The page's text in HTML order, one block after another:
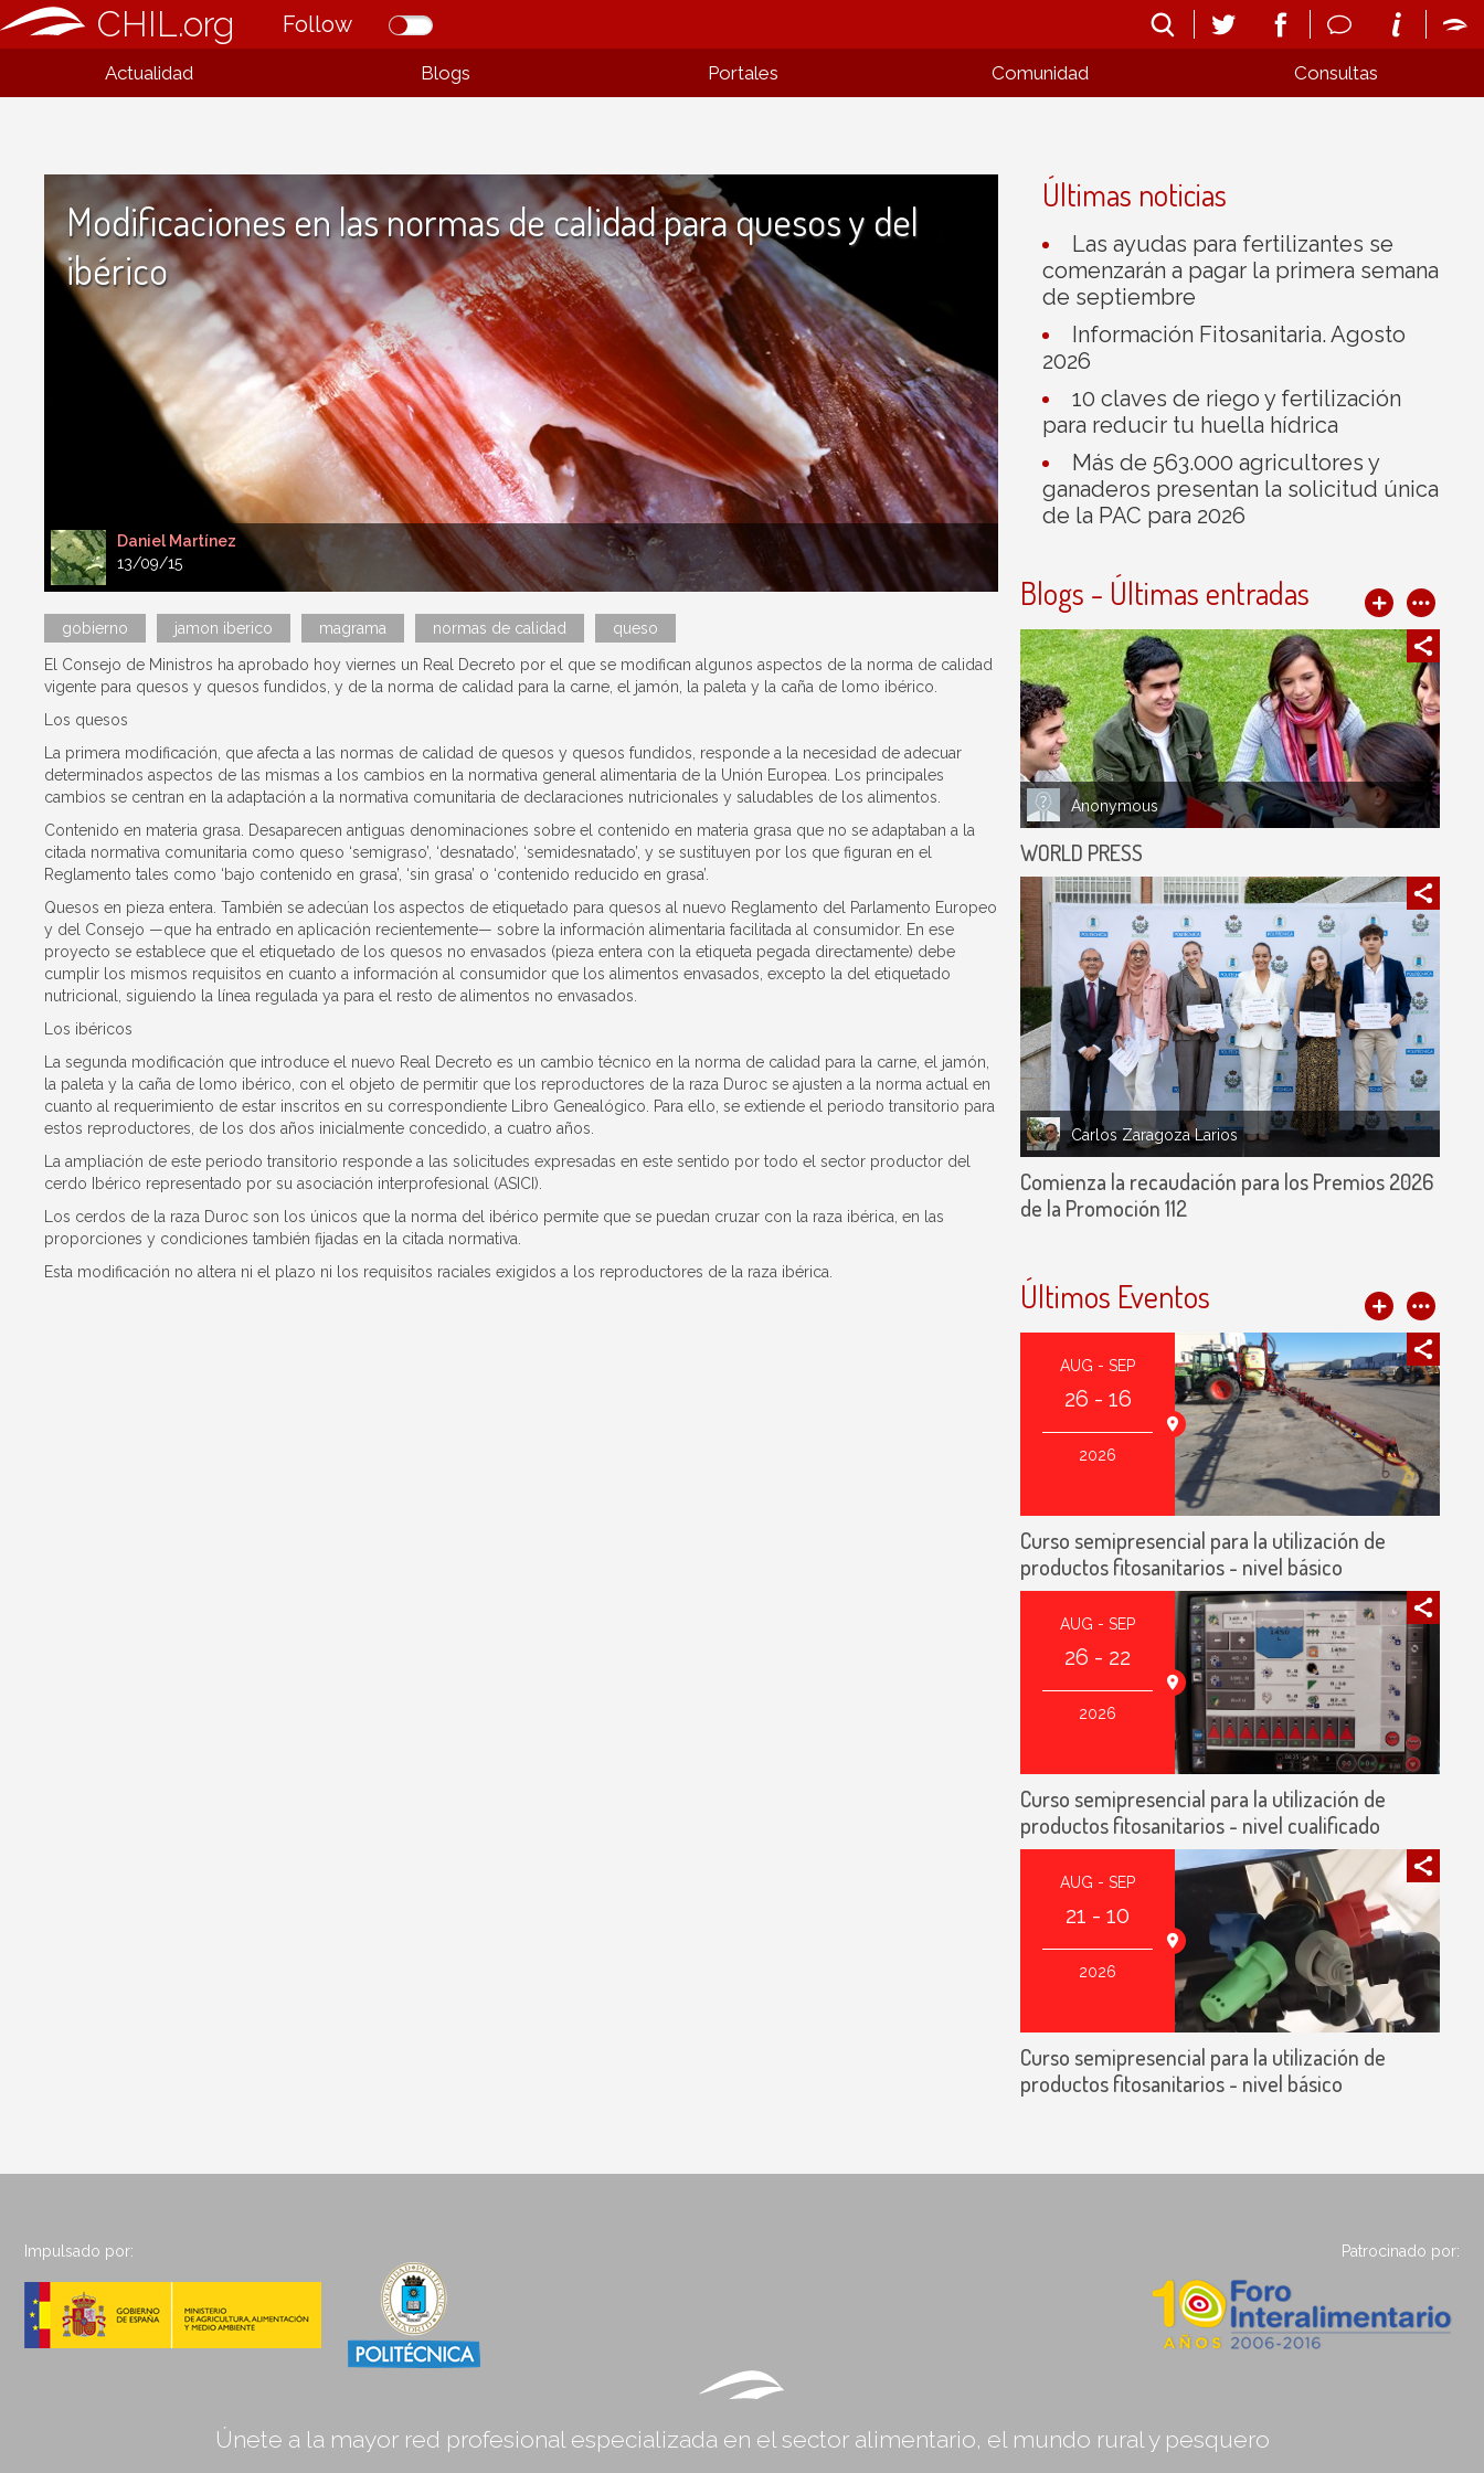
CHIL.org Follow
Actualidad Blogs Portales Comunidad Consultas
Daniel Martínez
13/09/15
Modificaciones en las normas de calidad para quesos y del
ibérico
gobierno jamon iberico magrama normas de calidad queso
El Consejo de Ministros ha aprobado hoy viernes un Real Decreto por el que se modifican algunos aspectos de la norma de calidad
vigente para quesos y quesos fundidos, y de la norma de calidad para la carne, el jamón, la paleta y la caña de lomo ibérico.
Los quesos
La primera modificación, que afecta a las normas de calidad de quesos y quesos fundidos, responde a la necesidad de adecuar
determinados aspectos de las mismas a los cambios en la normativa general alimentaria de la Unión Europea. Los principales
cambios se centran en la adaptación a la normativa comunitaria de declaraciones nutricionales y saludables de los alimentos.
Contenido en materia grasa. Desaparecen antiguas denominaciones sobre el contenido en materia grasa que no se adaptaban a la
citada normativa comunitaria como queso ‘semigraso’, ‘desnatado’, ‘semidesnatado’, y se sustituyen por los que figuran en el
Reglamento tales como ‘bajo contenido en grasa’, ‘sin grasa’ o ‘contenido reducido en grasa’.
Quesos en pieza entera. También se adecúan los aspectos de etiquetado para quesos al nuevo Reglamento del Parlamento Europeo
y del Consejo —que ha entrado en aplicación recientemente— sobre la información alimentaria facilitada al consumidor. En ese
proyecto se establece que el etiquetado de los quesos no envasados (pieza entera con la etiqueta pegada directamente) debe
cumplir los mismos requisitos en cuanto a información al consumidor que los alimentos envasados, excepto la del etiquetado
nutricional, siguiendo la línea regulada ya para el resto de alimentos no envasados.
Los ibéricos
La segunda modificación que introduce el nuevo Real Decreto es un cambio técnico en la norma de calidad para la carne, el jamón,
la paleta y la caña de lomo ibérico, con el objeto de permitir que los reproductores de la raza Duroc se ajusten a la norma actual en
cuanto al requerimiento de estar inscritos en su correspondiente Libro Genealógico. Para ello, se extiende el periodo transitorio para
estos reproductores, de los dos años inicialmente concedido, a cuatro años.
La ampliación de este periodo transitorio responde a las solicitudes expresadas en este sentido por todo el sector productor del
cerdo Ibérico representado por su asociación interprofesional (ASICI).
Los cerdos de la raza Duroc son los únicos que la norma del ibérico permite que se puedan cruzar con la raza ibérica, en las
proporciones y condiciones también fijadas en la citada normativa.
Esta modificación no altera ni el plazo ni los requisitos raciales exigidos a los reproductores de la raza ibérica.
Últimas noticias
Las ayudas para fertilizantes se
comenzarán a pagar la primera semana
de septiembre
Información Fitosanitaria. Agosto
2026
10 claves de riego y fertilización
para reducir tu huella hídrica
Más de 563.000 agricultores y
ganaderos presentan la solicitud única
de la PAC para 2026
Blogs - Últimas entradas
Anonymous
WORLD PRESS
Carlos Zaragoza Larios
Comienza la recaudación para los Premios 2026
de la Promoción 112
Últimos Eventos
AUG - SEP
26 - 16
2026
Curso semipresencial para la utilización de
productos fitosanitarios - nivel básico
AUG - SEP
26 - 22
2026
Curso semipresencial para la utilización de
productos fitosanitarios - nivel cualificado
AUG - SEP
21 - 10
2026
Curso semipresencial para la utilización de
productos fitosanitarios - nivel básico
Impulsado por: Patrocinado por:
Únete a la mayor red profesional especializada en el sector alimentario, el mundo rural y pesquero